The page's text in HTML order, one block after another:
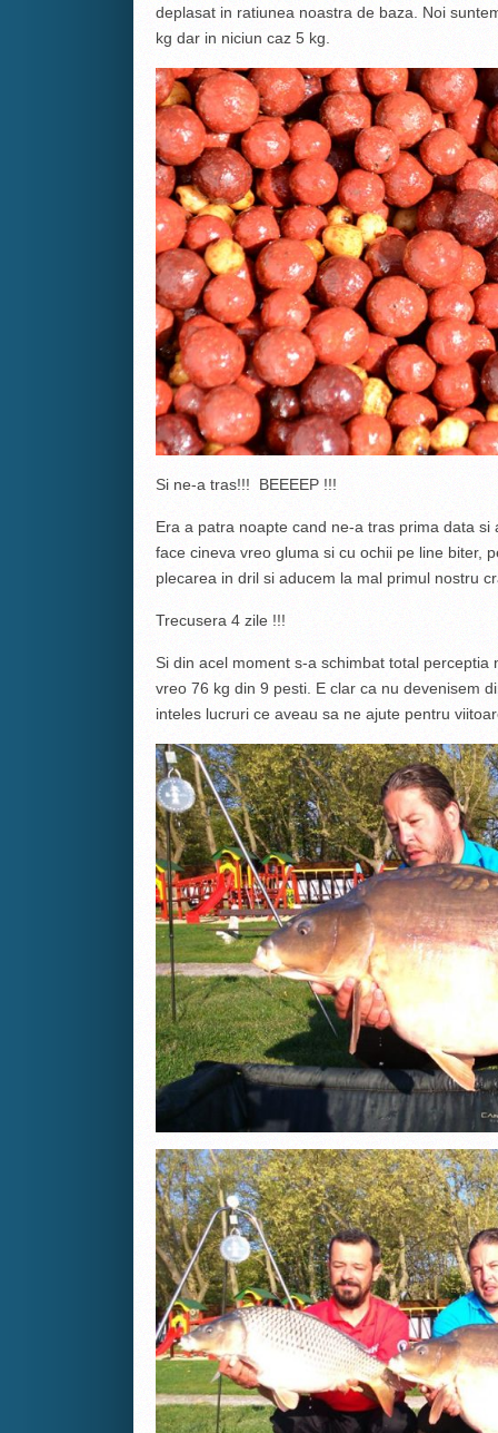
deplasat in ratiunea noastra de baza. Noi
kg dar in niciun caz 5 kg.
Si ne-a tras!!! BEEEEP !!!
Era a patra noapte cand ne-a tras prima data
face cineva vreo gluma si cu ochii pe line biter,
plecarea in dril si aducem la mal primul nostru
Trecusera 4 zile !!!
Si din acel moment s-a schimbat total
vreo 76 kg din 9 pesti. E clar ca nu devenisem
inteles lucruri ce aveau sa ne ajute pentru